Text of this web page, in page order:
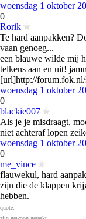
woensdag 1 oktober
0
Rorik
Te hard aanpakken?
vaan genoeg...
een blauwe wilde mij
telkens aan en uit!
[url]http://
woensdag 1 oktober
0
blackie007
Als je je misdraagt,
niet achteraf lopen
woensdag 1 oktober
0
me_vince
flauwekul, hard
zijn die de klappen
hebben.
quote: